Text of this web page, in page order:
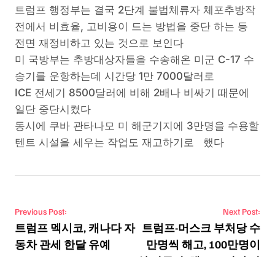
트럼프 행정부는 결국 2단계 불법체류자 체포추방작
전에서 비효율, 고비용이 드는 방법을 중단 하는 등
전면 재정비하고 있는 것으로 보인다
미 국방부는 추방대상자들을 수송해온 미군 C-17 수
송기를 운항하는데 시간당 1만 7000달러로
ICE 전세기 8500달러에 비해 2배나 비싸기 때문에
일단 중단시켰다
동시에 쿠바 관타나모 미 해군기지에 3만명을 수용할
텐트 시설을 세우는 작업도 재고하기로 했다
Post navigation
Previous Post:
트럼프 멕시코, 캐나다 자
동차 관세 한달 유예
Next Post:
트럼프-머스크 부처당 수
만명씩 해고, 100만명이